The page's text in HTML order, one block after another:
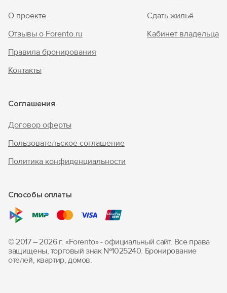
О проекте
Отзывы о Forento.ru
Правила бронирования
Контакты
Сдать жильё
Кабинет владельца
Соглашения
Договор оферты
Пользовательское соглашение
Политика конфиденциальности
Способы оплаты
© 2017 – 2026 г. «Forento» - официальный сайт. Все права
защищены, торговый знак Nº1025240. Бронирование
отелей, квартир, домов.